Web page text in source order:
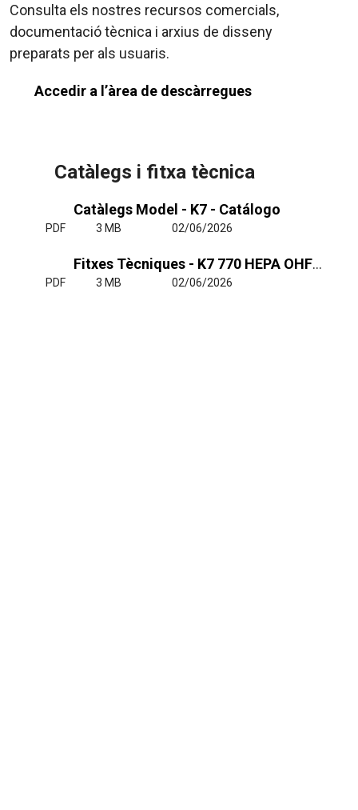
Consulta els nostres recursos comercials,
documentació tècnica i arxius de disseny
preparats per als usuaris.
Accedir a l’àrea de descàrregues
Catàlegs i fitxa tècnica
Catàlegs Model - K7 - Catálogo
PDF 3 MB 02/06/2026
Fitxes Tècniques - K7 770 HEPA OHFC ES
PDF 3 MB 02/06/2026